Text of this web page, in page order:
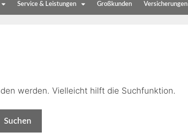
Service & Leistungen Großkunden Versicherungen
werden. Vielleicht hilft die Suchfunktion.